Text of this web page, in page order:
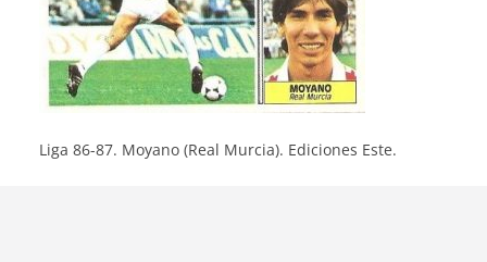
Liga 86-87. Moyano (Real Murcia). Ediciones Este.